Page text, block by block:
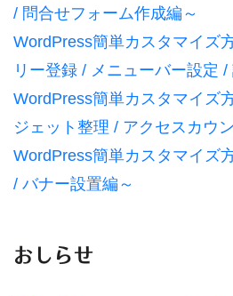
/ 問合せフォーム作成編～
WordPress簡単カスタマイズ
リー登録 / メニューバー設定 /
WordPress簡単カスタマイズ
ジェット整理 / アクセスカウ
WordPress簡単カスタマイズ
/ バナー設置編～
おしらせ